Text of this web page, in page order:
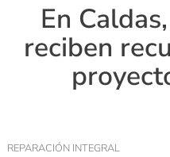
En
reciben
REPARACIÓN INTEGRAL